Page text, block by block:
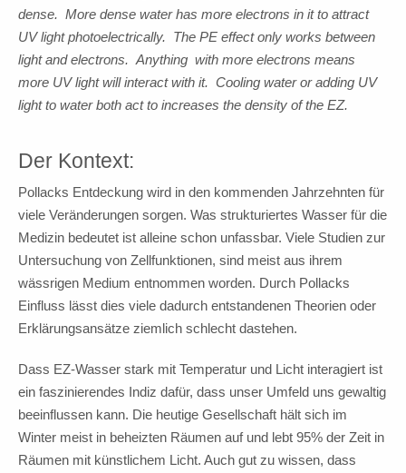
dense. More dense water has more electrons in it to attract
UV light photoelectrically. The PE effect only works between
light and electrons. Anything with more electrons means
more UV light will interact with it. Cooling water or adding UV
light to water both act to increases the density of the EZ.
Der Kontext:
Pollacks Entdeckung wird in den kommenden Jahrzehnten für
viele Veränderungen sorgen. Was strukturiertes Wasser für die
Medizin bedeutet ist alleine schon unfassbar. Viele Studien zur
Untersuchung von Zellfunktionen, sind meist aus ihrem
wässrigen Medium entnommen worden. Durch Pollacks
Einfluss lässt dies viele dadurch entstandenen Theorien oder
Erklärungsansätze ziemlich schlecht dastehen.
Dass EZ-Wasser stark mit Temperatur und Licht interagiert ist
ein faszinierendes Indiz dafür, dass unser Umfeld uns gewaltig
beeinflussen kann. Die heutige Gesellschaft hält sich im
Winter meist in beheizten Räumen auf und lebt 95% der Zeit in
Räumen mit künstlichem Licht. Auch gut zu wissen, dass